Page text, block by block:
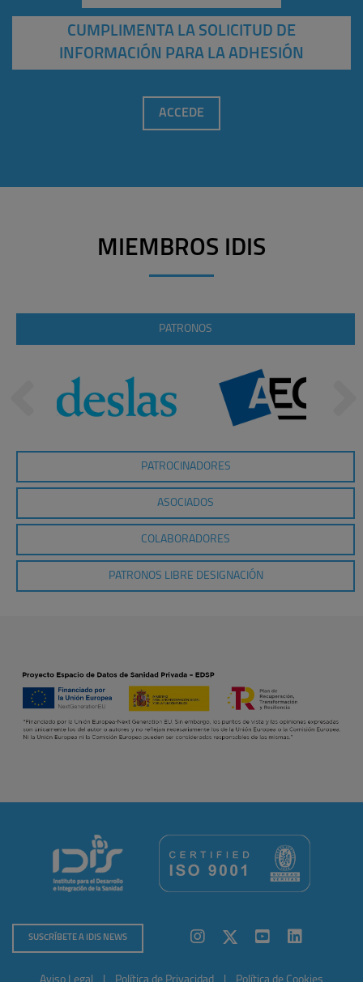
CUMPLIMENTA LA SOLICITUD DE
INFORMACIÓN PARA LA ADHESIÓN
ACCEDE
MIEMBROS IDIS
PATRONOS
PATROCINADORES
ASOCIADOS
COLABORADORES
PATRONOS LIBRE DESIGNACIÓN
SUSCRÍBETE A IDIS NEWS